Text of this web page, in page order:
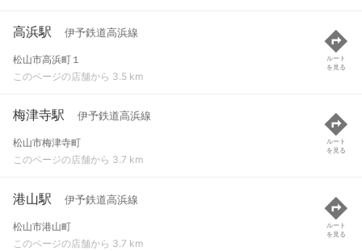
高浜駅 伊予鉄道高浜線
松山市高浜町１
このページの店舗から 3.5 km
ルート
を見る
梅津寺駅 伊予鉄道高浜線
松山市梅津寺町
このページの店舗から 3.7 km
ルート
を見る
港山駅 伊予鉄道高浜線
松山市港山町
このページの店舗から 3.7 km
ルート
を見る